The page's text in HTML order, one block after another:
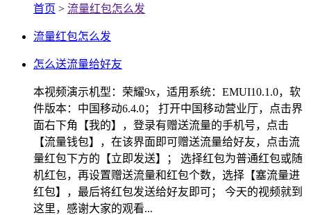
首页 > 流量红包怎么发
流量红包怎么发
怎么送流量给好友
本视频演示机型：荣耀9x，适用系统：EMUI10.1.0，软
件版本：中国移动6.4.0； 打开中国移动营业厅，点击界
面右下角【我的】，登录有赠送流量的手机号，点击
【流量钱包】，在该界面即可赠送流量给好友，点击流
量红包下方的【立即发送】； 选择红包为普通红包或随
机红包，再设置赠送流量和红包个数，选择【塞流量进
红包】，最后将红包发送给好友即可； 今天的视频就到
这里，感谢大家的观看...